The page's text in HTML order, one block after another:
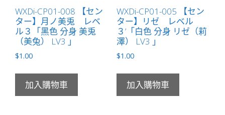
WXDi-CP01-008 【セン
ター】月ノ美兎 レベ
ル３「黑色 分身 美兎
（美兔） LV3 」
$1.00
加入購物車
WXDi-CP01-005 【セン
ター】リゼ レベル
３’「白色 分身 リゼ（莉
澤） LV3 」
$1.00
加入購物車